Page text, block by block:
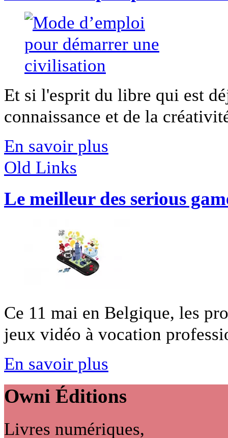
Et si l'esprit du libre qui est
connaissance et de la
En savoir plus
Old Links
Le meilleur des serious
Ce 11 mai en Belgique, les
jeux vidéo à vocation
En savoir plus
Owni Éditions
Livres numériques,